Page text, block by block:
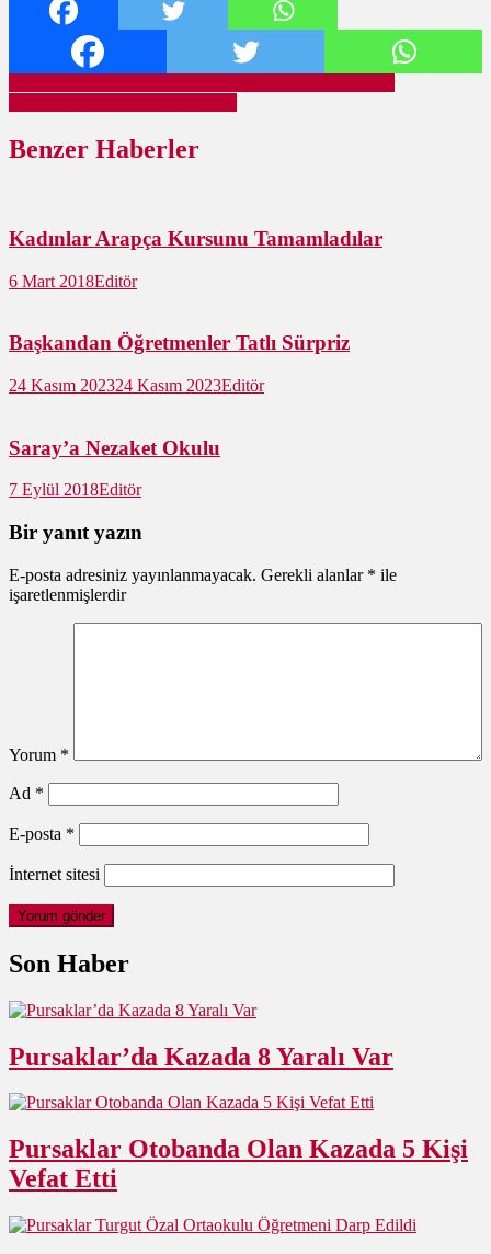
Yazı
gezinmesi
Benzer Haberler
Kadınlar Arapça Kursunu Tamamladılar
6 Mart 2018Editör
Başkandan Öğretmenler Tatlı Sürpriz
24 Kasım 202324 Kasım 2023Editör
Saray’a Nezaket Okulu
7 Eylül 2018Editör
Bir yanıt yazın
E-posta adresiniz yayınlanmayacak. Gerekli alanlar * ile
işaretlenmişlerdir
Yorum *
Ad *
E-posta *
İnternet sitesi
Son Haber
Pursaklar’da Kazada 8 Yaralı Var
Pursaklar Otobanda Olan Kazada 5 Kişi
Vefat Etti